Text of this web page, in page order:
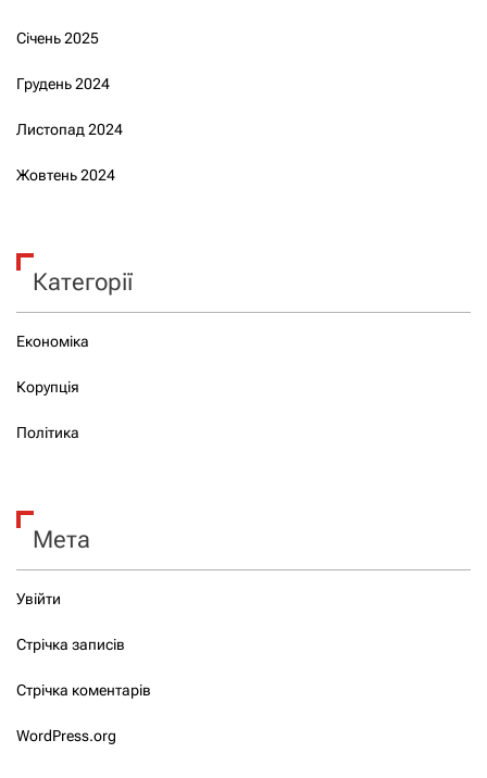
Січень 2025
Грудень 2024
Листопад 2024
Жовтень 2024
Категорії
Економіка
Корупція
Політика
Мета
Увійти
Стрічка записів
Стрічка коментарів
WordPress.org